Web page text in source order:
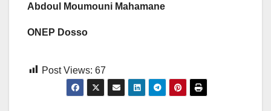
Abdoul Moumouni Mahamane
ONEP Dosso
Navigation
d’article
Post Views: 67